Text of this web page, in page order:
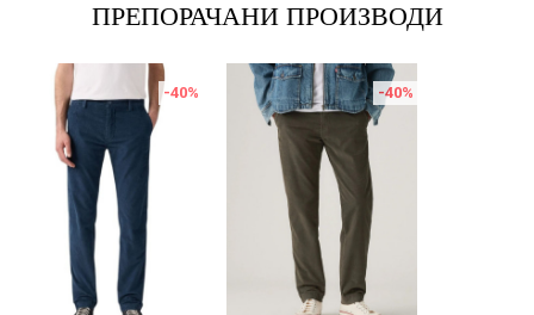
Порака
ПРЕПОРАЧАНИ ПРОИЗВОДИ
-40% -40%